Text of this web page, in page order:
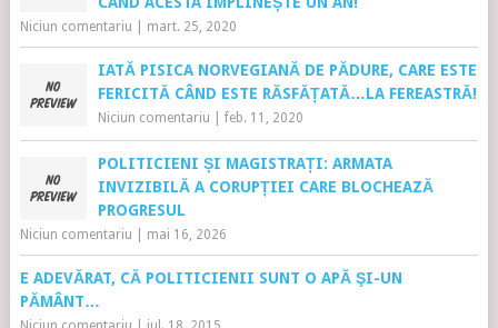
Niciun comentariu mart. 25, 2020
IATĂ PISICA NORVEGIANĂ DE PĂDURE, CARE ESTE
FERICITĂ CÂND ESTE RĂSFĂȚATĂ…LA FEREASTRĂ!
Niciun comentariu feb. 11, 2020
POLITICIENI ȘI MAGISTRAȚI: ARMATA
INVIZIBILĂ A CORUPȚIEI CARE BLOCHEAZĂ
PROGRESUL
Niciun comentariu mai 16, 2026
E ADEVĂRAT, CĂ POLITICIENII SUNT O APĂ ŞI-UN
PĂMÂNT…